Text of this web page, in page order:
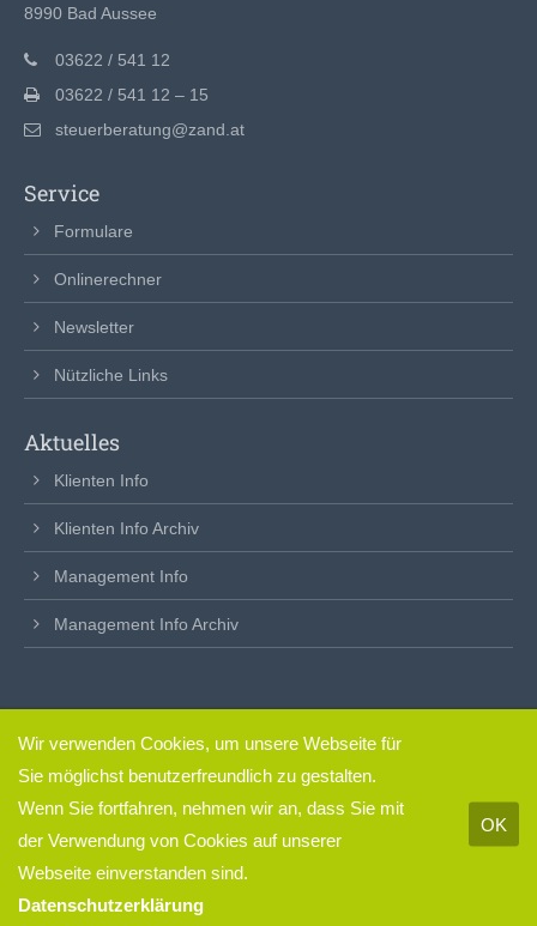
8990 Bad Aussee
03622 / 541 12
03622 / 541 12 – 15
steuerberatung@zand.at
Service
Formulare
Onlinerechner
Newsletter
Nützliche Links
Aktuelles
Klienten Info
Klienten Info Archiv
Management Info
Management Info Archiv
clickfertig
– so einfach.
Impressum & Datenschutz
Wir verwenden Cookies, um unsere Webseite für
Sie möglichst benutzerfreundlich zu gestalten.
Wenn Sie fortfahren, nehmen wir an, dass Sie mit
der Verwendung von Cookies auf unserer
Webseite einverstanden sind.
Datenschutzerklärung
OK